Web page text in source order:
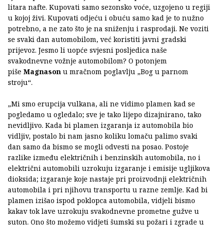
litara nafte. Kupovati samo sezonsko voće, uzgojeno u regiji
u kojoj živi. Kupovati odjeću i obuću samo kad je to nužno
potrebno, a ne zato što je na sniženju i rasprodaji. Ne voziti
se svaki dan automobilom, već koristiti javni gradski
prijevoz. Jesmo li uopće svjesni posljedica naše
svakodnevne vožnje automobilom? O potonjem
piše Magnason u mračnom poglavlju „Bog u parnom
stroju“.
„Mi smo erupcija vulkana, ali ne vidimo plamen kad se
pogledamo u ogledalo; sve je tako lijepo dizajnirano, tako
nevidljivo. Kada bi plamen izgaranja iz automobila bio
vidljiv, postalo bi nam jasno koliku lomaču palimo svaki
dan samo da bismo se mogli odvesti na posao. Postoje
razlike između električnih i benzinskih automobila, no i
električni automobili uzrokuju izgaranje i emisije ugljikova
dioksida; izgaranje koje nastaje pri proizvodnji električnih
automobila i pri njihovu transportu u razne zemlje. Kad bi
plamen izišao ispod poklopca automobila, vidjeli bismo
kakav tok lave uzrokuju svakodnevne prometne gužve u
suton. Ono što možemo vidjeti šumski su požari i zgrade u